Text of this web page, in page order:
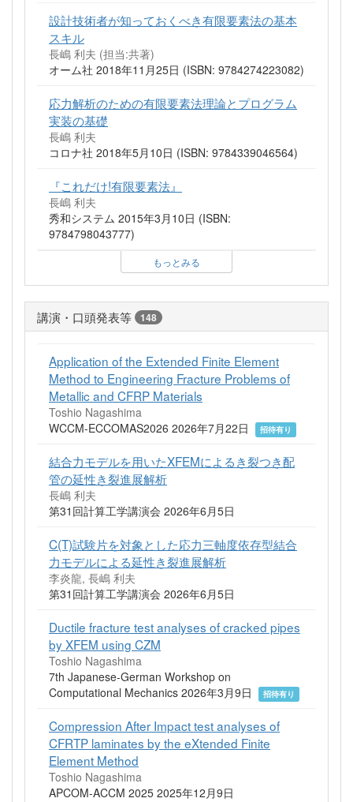
設計技術者が知っておくべき有限要素法の基本
スキル
長嶋 利夫 (担当:共著)
オーム社 2018年11月25日 (ISBN: 9784274223082)
応力解析のための有限要素法理論とプログラム
実装の基礎
長嶋 利夫
コロナ社 2018年5月10日 (ISBN: 9784339046564)
『これだけ!有限要素法』
長嶋 利夫
秀和システム 2015年3月10日 (ISBN:
9784798043777)
もっとみる
講演・口頭発表等 148
Application of the Extended Finite Element
Method to Engineering Fracture Problems of
Metallic and CFRP Materials
Toshio Nagashima
WCCM-ECCOMAS2026 2026年7月22日
招待有り
結合力モデルを用いたXFEMによるき裂つき配
管の延性き裂進展解析
長嶋 利夫
第31回計算工学講演会 2026年6月5日
C(T)試験片を対象とした応力三軸度依存型結合
力モデルによる延性き裂進展解析
李炎龍, 長嶋 利夫
第31回計算工学講演会 2026年6月5日
Ductile fracture test analyses of cracked pipes
by XFEM using CZM
Toshio Nagashima
7th Japanese-German Workshop on
Computational Mechanics 2026年3月9日
招待有り
Compression After Impact test analyses of
CFRTP laminates by the eXtended Finite
Element Method
Toshio Nagashima
APCOM-ACCM 2025 2025年12月9日